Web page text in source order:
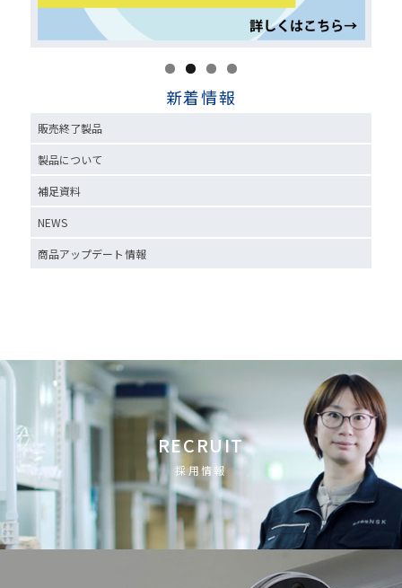
新着情報
販売終了製品
製品について
補足資料
NEWS
商品アップデート情報
RECRUIT
採用情報